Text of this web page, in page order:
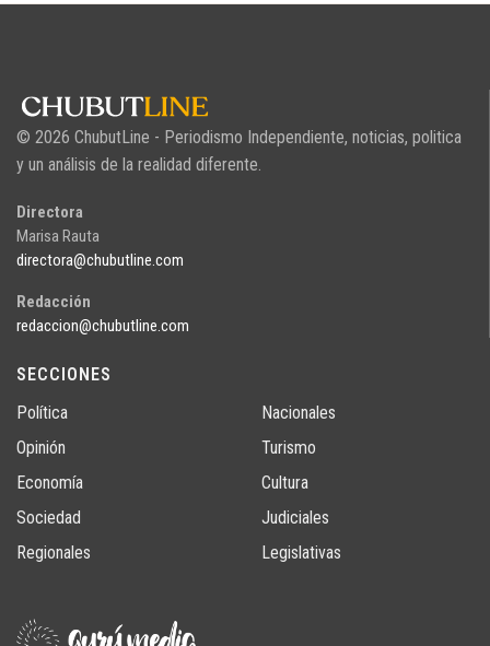
© 2026 ChubutLine - Periodismo Independiente, noticias, politica
y un análisis de la realidad diferente.
Directora
Marisa Rauta
directora@chubutline.com
Redacción
redaccion@chubutline.com
SECCIONES
Política
Opinión
Economía
Sociedad
Regionales
Nacionales
Turismo
Cultura
Judiciales
Legislativas